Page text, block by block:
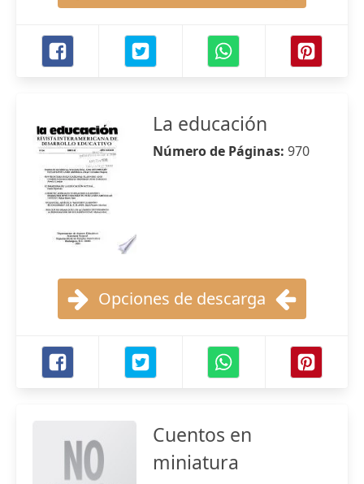
La educación
Número de Páginas: 970
Opciones de descarga
Cuentos en
miniatura